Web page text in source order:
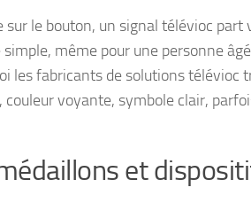
sur le bouton, un signal télévioc part
même pour une personne
les fabricants de solutions télévioc
couleur voyante, symbole clair,
et